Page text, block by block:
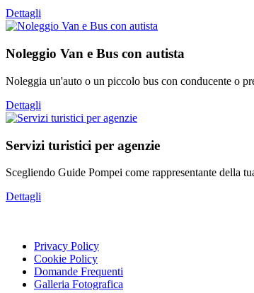
Dettagli
Noleggio Van e Bus con autista
Noleggia un'auto o un piccolo bus con conducente o
Dettagli
Servizi turistici per agenzie
Scegliendo Guide Pompei come rappresentante della
Dettagli
Privacy Policy
Cookie Policy
Domande Frequenti
Galleria Fotografica